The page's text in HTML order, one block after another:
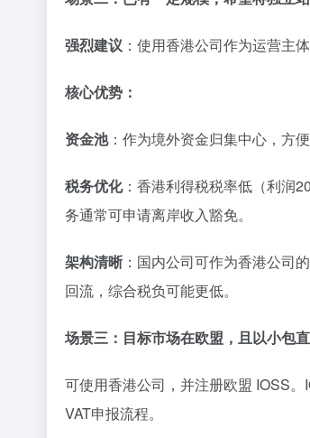
强烈建议 ：使用香港公司作为运营主
核心优势 ：
资金池：作为境外资金归集中心，方
税务优化：香港利得税税率低（利润
务通常可申请离岸收入豁免。
架构清晰 ：国内公司可作为香港公司
回流，综合税负可能更低。
场景三：目标市场在欧盟，且以小包
可使用香港公司，并注册欧盟 IOSS
VAT申报流程。